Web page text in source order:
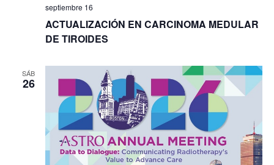
ACTUALIZACIÓN EN CARCINOMA MEDULAR
DE TIROIDES
septiembre 16
SÁB
26